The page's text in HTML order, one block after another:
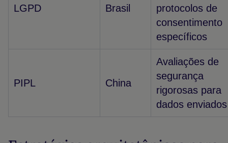
LGPD Brasil
protocolos de
consentimento
específicos
PIPL China
Avaliações de
segurança
rigorosas para
dados enviados